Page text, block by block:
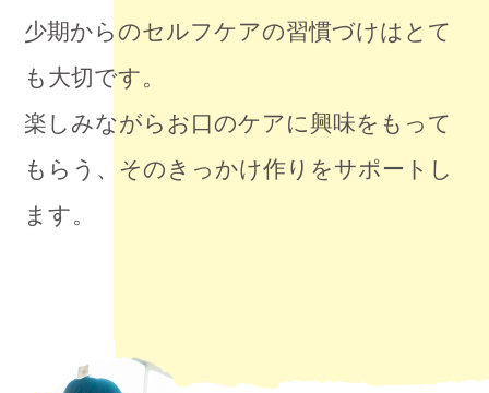
少期からのセルフケアの習慣づけはとて
も大切です。
楽しみながらお口のケアに興味をもって
もらう、そのきっかけ作りをサポートし
ます。